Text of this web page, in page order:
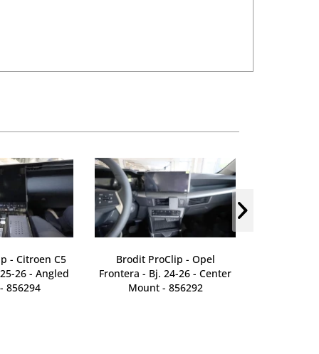
- Citroen C5
26 - Angled
856294
Brodit ProClip - Opel
Frontera - Bj. 24-26 - Center
Mount - 856292